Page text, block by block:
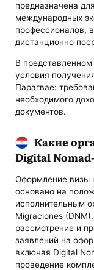
предназначена
международных
профессионалов,
дистанционно
В
условия
Парагвае:
необходимого
документов.
Какие
Digital
Оформление визы
основано на
исполнительным
Migraciones
рассмотрение и
заявлений на
включая Digital
проведение